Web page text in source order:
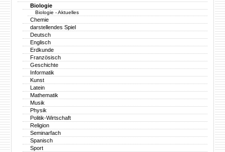
Biologie
Biologie - Aktuelles
Chemie
darstellendes Spiel
Deutsch
Englisch
Erdkunde
Französisch
Geschichte
Informatik
Kunst
Latein
Mathematik
Musik
Physik
Politik-Wirtschaft
Religion
Seminarfach
Spanisch
Sport